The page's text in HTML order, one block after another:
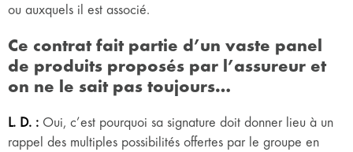
ou auxquels il est associé.
Ce contrat fait partie d’un vaste panel
de produits proposés par l’assureur et
on ne le sait pas toujours…
L. D. : Oui, c’est pourquoi sa signature doit donner lieu à un
rappel des multiples possibilités offertes par le groupe en